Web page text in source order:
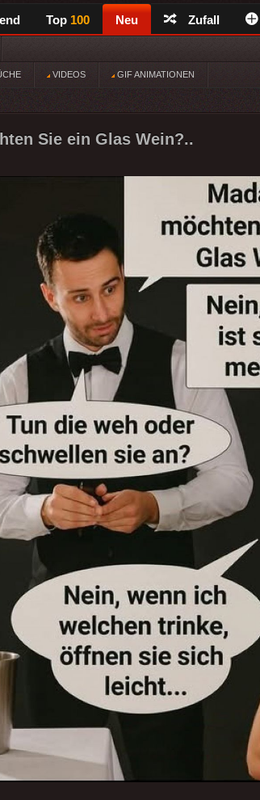
Top 100 Neu Zufall
VIDEOS GIF ANIMATIONEN
Sie ein Glas Wein?..